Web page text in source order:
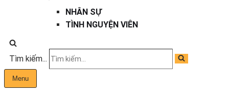
NHÂN SỰ
TÌNH NGUYỆN VIÊN
Tìm kiếm...
Menu